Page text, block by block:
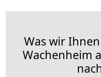
Was wir
Wachenheim